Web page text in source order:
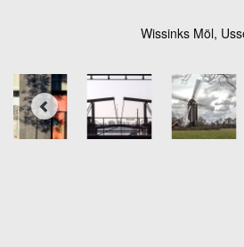
Wissinks Möl,